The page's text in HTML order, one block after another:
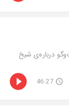
درباره‌ی شیخ
46:27